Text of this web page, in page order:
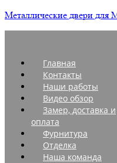
Металлические двери для
Главная
Контакты
Наши работы
Видео обзор
Замер, доставка и
оплата
Фурнитура
Отделка
Наша команда